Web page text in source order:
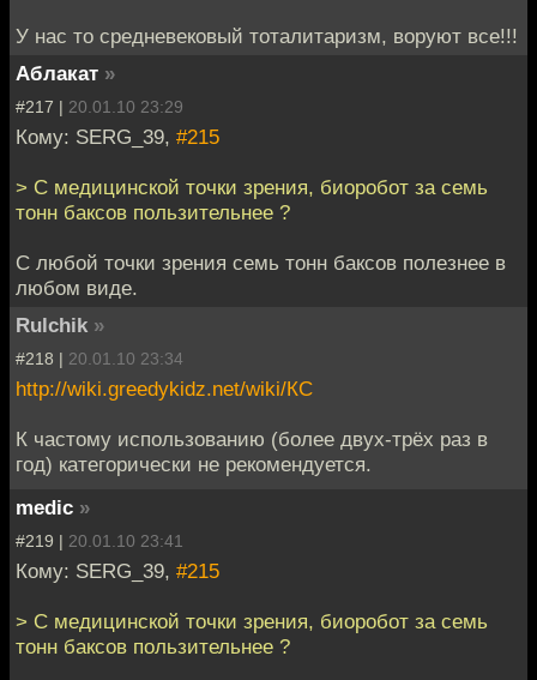
У нас то средневековый тоталитаризм, воруют все!!!
Аблакат »
#217 | 20.01.10 23:29
Кому: SERG_39, #215
> С медицинской точки зрения, биоробот за семь
тонн баксов пользительнее ?
С любой точки зрения семь тонн баксов полезнее в
любом виде.
Rulchik »
#218 | 20.01.10 23:34
http://wiki.greedykidz.net/wiki/КС
К частому использованию (более двух-трёх раз в
год) категорически не рекомендуется.
medic »
#219 | 20.01.10 23:41
Кому: SERG_39, #215
> С медицинской точки зрения, биоробот за семь
тонн баксов пользительнее ?